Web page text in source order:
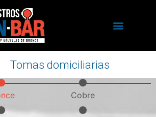
Tomas domiciliarias
Cobre